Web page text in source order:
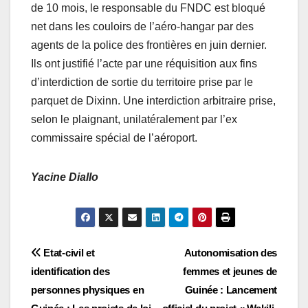
de 10 mois, le responsable du FNDC est bloqué
net dans les couloirs de l’aéro-hangar par des
agents de la police des frontières en juin dernier.
Ils ont justifié l’acte par une réquisition aux fins
d’interdiction de sortie du territoire prise par le
parquet de Dixinn. Une interdiction arbitraire prise,
selon le plaignant, unilatéralement par l’ex
commissaire spécial de l’aéroport.
Yacine Diallo
Navigation
de
Autonomisation des
femmes et jeunes de
Guinée : Lancement
Etat-civil et
identification des
personnes physiques en